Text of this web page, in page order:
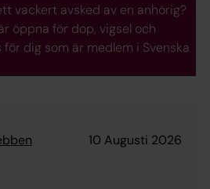
vackert avsked av en anhörig?
öppna för dop, vigsel och
dig som är medlem i Svenska
10 Augusti 2026